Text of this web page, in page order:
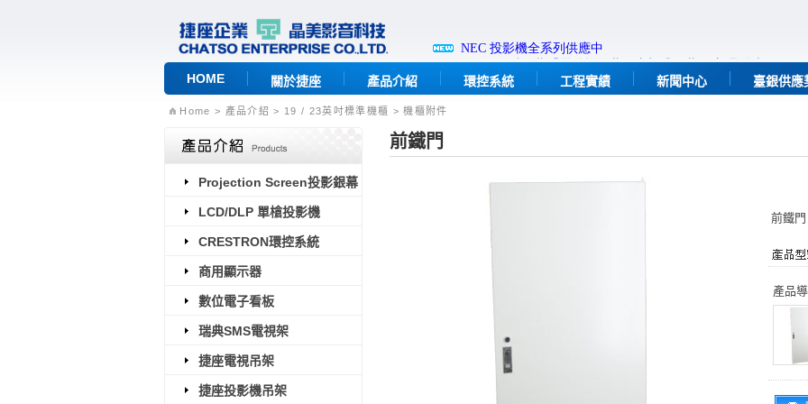
HOME 關於捷座 產品介紹 環控系統 工程實績 新聞中心 臺銀供應
Home > 產品介紹 > 19 / 23英吋標準機櫃 > 機櫃附件
Projection Screen投影銀幕
LCD/DLP 單槍投影機
CRESTRON環控系統
商用顯示器
數位電子看板
瑞典SMS電視架
捷座電視吊架
捷座投影機吊架
前鐵門
前鐵門
產品